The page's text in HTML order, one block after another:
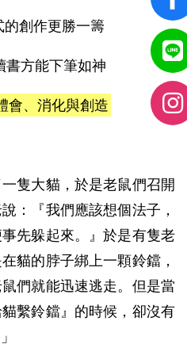
的創作更勝一籌
書方能下筆如神
會、消化與創造
隻大貓，於是老鼠們召開
：『我們應該想個法子，
先躲起來。』於是有隻老
貓的脖子綁上一顆鈴鐺，
們就能迅速逃走。但是當
繫鈴鐺』的時候，卻沒有